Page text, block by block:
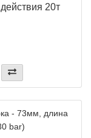
20т